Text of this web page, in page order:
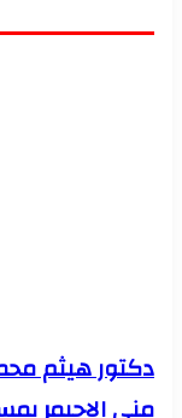
دكتور ھيثم
منى الاحيمر